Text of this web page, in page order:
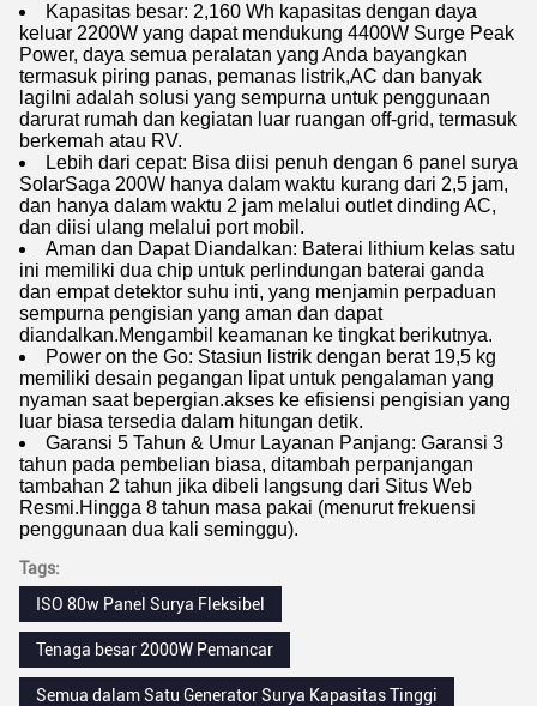
Kapasitas besar: 2,160 Wh kapasitas dengan daya
keluar 2200W yang dapat mendukung 4400W Surge Peak
Power, daya semua peralatan yang Anda bayangkan
termasuk piring panas, pemanas listrik,AC dan banyak
lagiIni adalah solusi yang sempurna untuk penggunaan
darurat rumah dan kegiatan luar ruangan off-grid, termasuk
berkemah atau RV.
Lebih dari cepat: Bisa diisi penuh dengan 6 panel surya
SolarSaga 200W hanya dalam waktu kurang dari 2,5 jam,
dan hanya dalam waktu 2 jam melalui outlet dinding AC,
dan diisi ulang melalui port mobil.
Aman dan Dapat Diandalkan: Baterai lithium kelas satu
ini memiliki dua chip untuk perlindungan baterai ganda
dan empat detektor suhu inti, yang menjamin perpaduan
sempurna pengisian yang aman dan dapat
diandalkan.Mengambil keamanan ke tingkat berikutnya.
Power on the Go: Stasiun listrik dengan berat 19,5 kg
memiliki desain pegangan lipat untuk pengalaman yang
nyaman saat bepergian.akses ke efisiensi pengisian yang
luar biasa tersedia dalam hitungan detik.
Garansi 5 Tahun & Umur Layanan Panjang: Garansi 3
tahun pada pembelian biasa, ditambah perpanjangan
tambahan 2 tahun jika dibeli langsung dari Situs Web
Resmi.Hingga 8 tahun masa pakai (menurut frekuensi
penggunaan dua kali seminggu).
Tags:
ISO 80w Panel Surya Fleksibel
Tenaga besar 2000W Pemancar
Semua dalam Satu Generator Surya Kapasitas Tinggi